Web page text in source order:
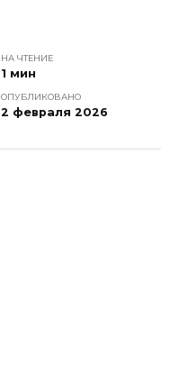
НА ЧТЕНИЕ
1 мин
ОПУБЛИКОВАНО
2 февраля 2026